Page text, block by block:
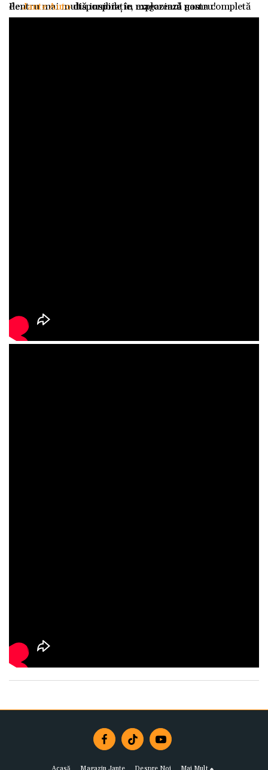
Pentru mai multă inspirație, explorează gama completă deJante Autodisponibile în magazinul nostru!